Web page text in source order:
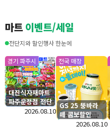
마트 이벤트/세일
전단지와 할인행사 한눈에
대진식자재마트
파주운정점 전단
행사 안내
경기 파주시
2026.08.10
GS 25 뚱바라
떼 콤보할인
전국 매장
2026.08.10